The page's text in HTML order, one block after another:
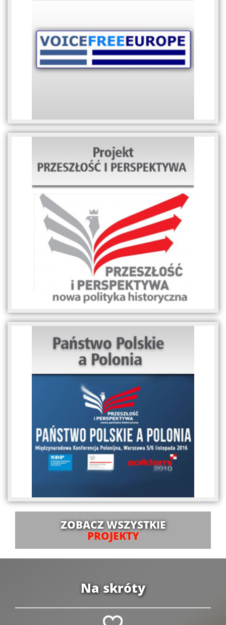
ZOBACZ WSZYSTKIE
PROJEKTY
Na skróty